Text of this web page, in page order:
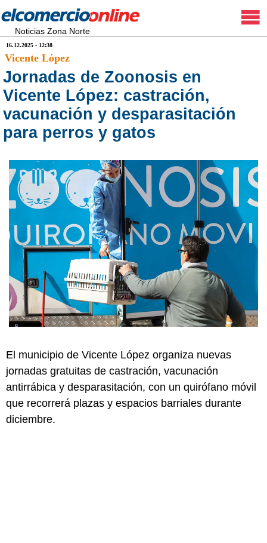
Noticias Zona Norte
16.12.2025 - 12:38
Vicente López
Jornadas de Zoonosis en
Vicente López: castración,
vacunación y desparasitación
para perros y gatos
El municipio de Vicente López organiza nuevas
jornadas gratuitas de castración, vacunación
antirrábica y desparasitación, con un quirófano móvil
que recorrerá plazas y espacios barriales durante
diciembre.